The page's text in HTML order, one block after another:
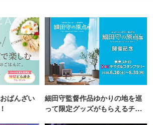
ばんざい
細田守監督作品ゆかりの地を巡
って限定グッズがもらえるチャ